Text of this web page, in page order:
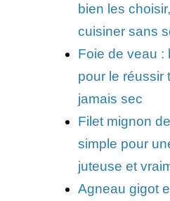
bien les
cuisiner sans
Foie de veau :
pour le réussir
jamais sec
Filet mignon
simple pour
juteuse et
Agneau gigot